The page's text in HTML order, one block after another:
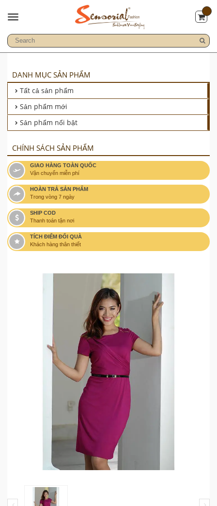
DANH MỤC SẢN PHẨM
Tất cả sản phẩm
Sản phẩm mới
Sản phẩm nổi bật
CHÍNH SÁCH SẢN PHẨM
GIAO HÀNG TOÀN QUỐC
Vận chuyển miễn phí
HOÀN TRẢ SẢN PHẨM
Trong vòng 7 ngày
SHIP COD
Thanh toán tận nơi
TÍCH ĐIỂM ĐỔI QUÀ
Khách hàng thân thiết